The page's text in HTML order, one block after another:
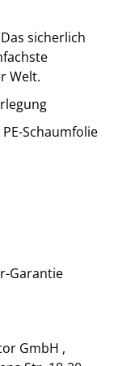
sicherlich
Welt.
Schaumfolie
Garantie
GmbH ,